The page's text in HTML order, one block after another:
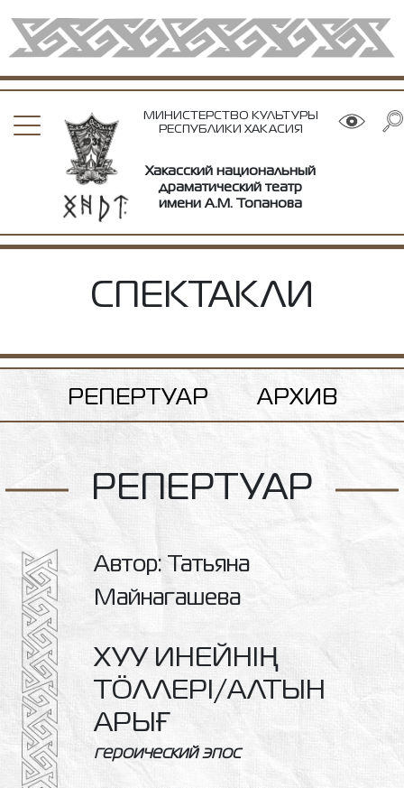
МИНИСТЕРСТВО КУЛЬТУРЫ
РЕСПУБЛИКИ ХАКАСИЯ
Хакасский национальный
драматический театр
имени А.М. Топанова
СПЕКТАКЛИ
РЕПЕРТУАР АРХИВ
РЕПЕРТУАР
Автор: Татьяна
Майнагашева
ХУУ ИНЕЙНIҢ
ТÖЛЛЕРI/АЛТЫН
АРЫҒ
героический эпос